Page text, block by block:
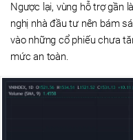
Ngược lại, vùng hỗ trợ gần
nghị nhà đầu tư nên bám
vào những cổ phiếu chưa
mức an toàn.